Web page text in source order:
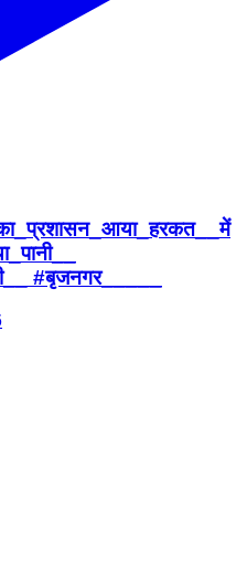
#बृजनगर_____